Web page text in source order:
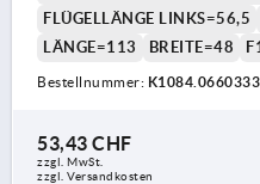
FLÜGELLÄNGE LINKS=56,5
LÄNGE=113
BREITE=48
Bestellnummer:
53,43 CHF
zzgl. MwSt.
zzgl. Versandkosten